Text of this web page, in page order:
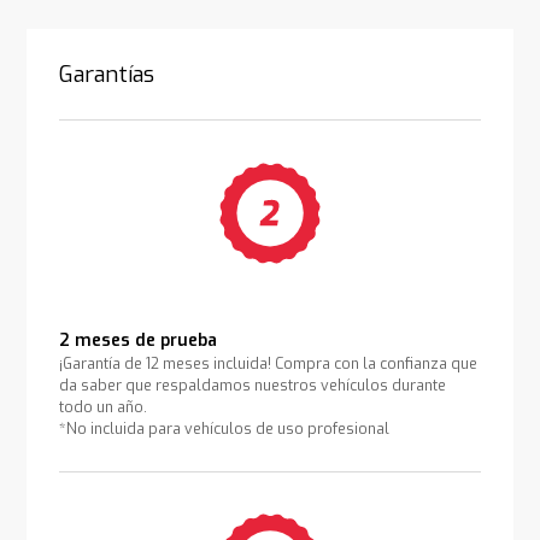
Garantías
2 meses de prueba
¡Garantía de 12 meses incluida! Compra con la confianza que
da saber que respaldamos nuestros vehículos durante
todo un año.
*No incluida para vehículos de uso profesional